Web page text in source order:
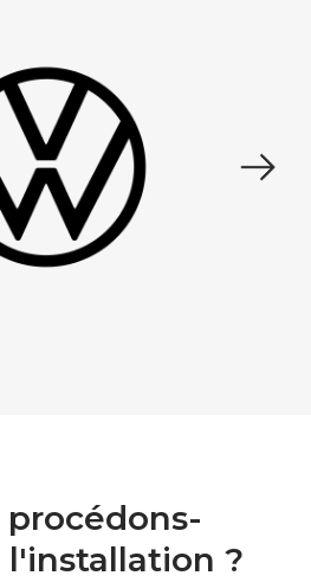
l'installation ?